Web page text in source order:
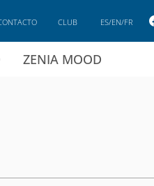
ZENIA MOOD
CLUB ES/EN/FR